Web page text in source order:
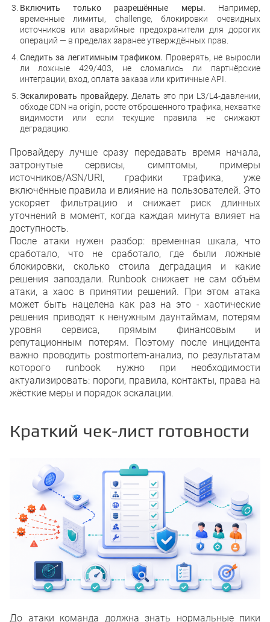
Включить только разрешённые меры. Например,
временные лимиты, challenge, блокировки очевидных
источников или аварийные предохранители для дорогих
операций — в пределах заранее утверждённых прав.
Следить за легитимным трафиком. Проверять, не выросли
ли ложные 429/403, не сломались ли партнёрские
интеграции, вход, оплата заказа или критичные API.
Эскалировать провайдеру. Делать это при L3/L4-давлении,
обходе CDN на origin, росте отброшенного трафика, нехватке
видимости или если текущие правила не снижают
деградацию.
Провайдеру лучше сразу передавать время начала,
затронутые сервисы, симптомы, примеры
источников/ASN/URI, графики трафика, уже
включённые правила и влияние на пользователей. Это
ускоряет фильтрацию и снижает риск длинных
уточнений в момент, когда каждая минута влияет на
доступность.
После атаки нужен разбор: временная шкала, что
сработало, что не сработало, где были ложные
блокировки, сколько стоила деградация и какие
решения запоздали. Runbook снижает не сам объём
атаки, а хаос в принятии решений. При этом атака
может быть нацелена как раз на это - хаотические
решения приводят к ненужным даунтаймам, потерям
уровня сервиса, прямым финансовым и
репутационным потерям. Поэтому после инцидента
важно проводить postmortem-анализ, по результатам
которого runbook нужно при необходимости
актуализировать: пороги, правила, контакты, права на
жёсткие меры и порядок эскалации.
Краткий чек-лист готовности
До атаки команда должна знать нормальные пики